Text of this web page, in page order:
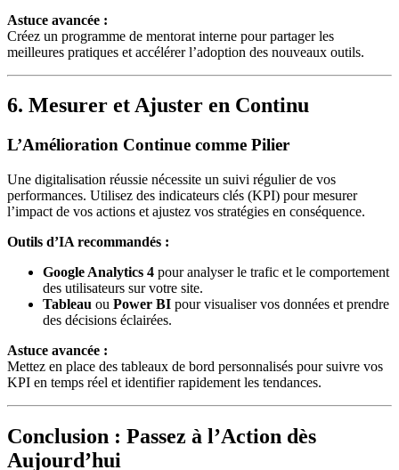
Astuce avancée :
Créez un programme de mentorat interne pour partager les
meilleures pratiques et accélérer l’adoption des nouveaux outils.
6. Mesurer et Ajuster en Continu
L’Amélioration Continue comme Pilier
Une digitalisation réussie nécessite un suivi régulier de vos
performances. Utilisez des indicateurs clés (KPI) pour mesurer
l’impact de vos actions et ajustez vos stratégies en conséquence.
Outils d’IA recommandés :
Google Analytics 4 pour analyser le trafic et le comportement
des utilisateurs sur votre site.
Tableau ou Power BI pour visualiser vos données et prendre
des décisions éclairées.
Astuce avancée :
Mettez en place des tableaux de bord personnalisés pour suivre vos
KPI en temps réel et identifier rapidement les tendances.
Conclusion : Passez à l’Action dès
Aujourd’hui